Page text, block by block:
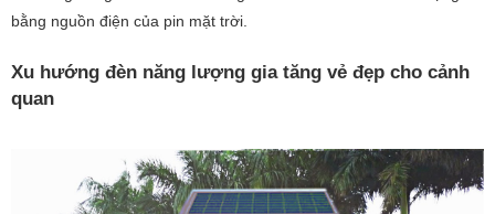
bằng nguồn điện của pin mặt trời.
Xu hướng đèn năng lượng gia tăng vẻ đẹp cho cảnh
quan